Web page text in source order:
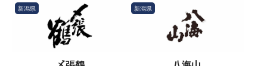
新潟県 新潟県